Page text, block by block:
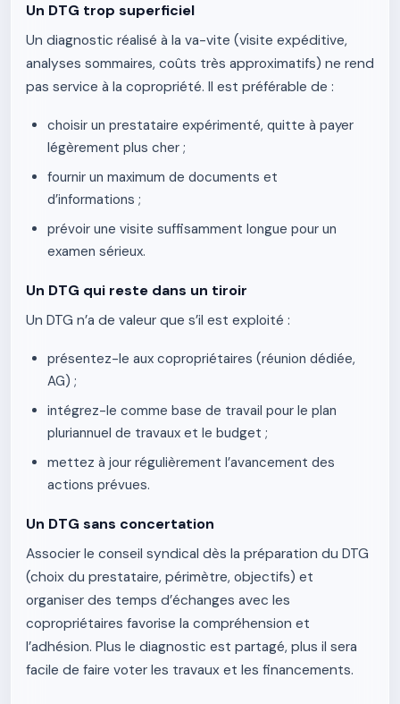
Un DTG trop superficiel
Un diagnostic réalisé à la va-vite (visite expéditive,
analyses sommaires, coûts très approximatifs) ne rend
pas service à la copropriété. Il est préférable de :
choisir un prestataire expérimenté, quitte à payer
légèrement plus cher ;
fournir un maximum de documents et
d’informations ;
prévoir une visite suffisamment longue pour un
examen sérieux.
Un DTG qui reste dans un tiroir
Un DTG n’a de valeur que s’il est exploité :
présentez-le aux copropriétaires (réunion dédiée,
AG) ;
intégrez-le comme base de travail pour le plan
pluriannuel de travaux et le budget ;
mettez à jour régulièrement l’avancement des
actions prévues.
Un DTG sans concertation
Associer le conseil syndical dès la préparation du DTG
(choix du prestataire, périmètre, objectifs) et
organiser des temps d’échanges avec les
copropriétaires favorise la compréhension et
l’adhésion. Plus le diagnostic est partagé, plus il sera
facile de faire voter les travaux et les financements.